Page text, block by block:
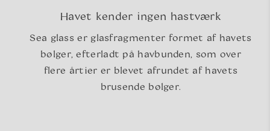
Havet kender ingen hastværk
Sea glass er glasfragmenter formet af havets
bølger, efterladt på havbunden, som over
flere årtier er blevet afrundet af havets
brusende bølger.